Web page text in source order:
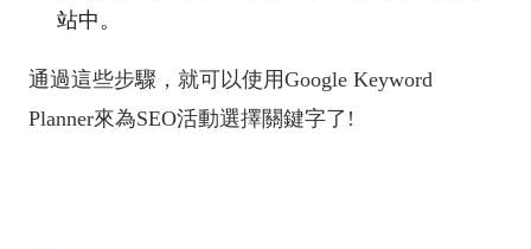
站中。
通過這些步驟，就可以使用Google Keyword
Planner來為SEO活動選擇關鍵字了!